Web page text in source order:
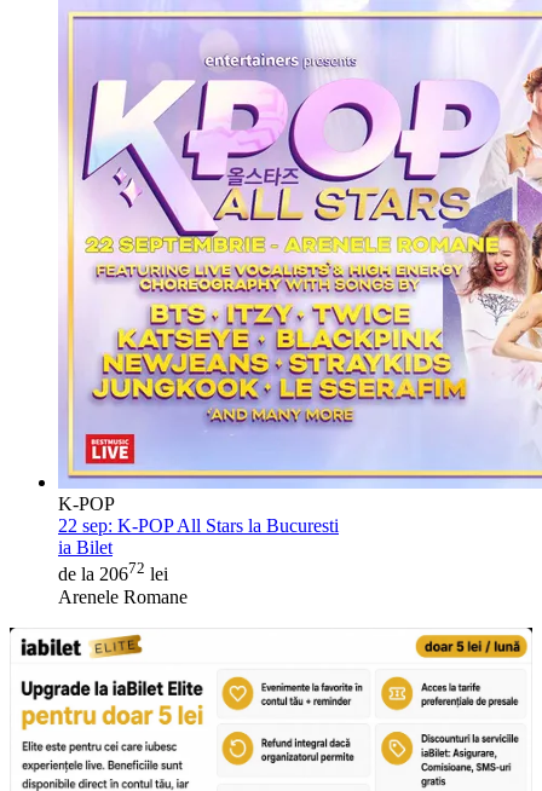
K-POP
22 sep: K-POP All Stars la Bucuresti
ia Bilet
de la 20672 lei
Arenele Romane